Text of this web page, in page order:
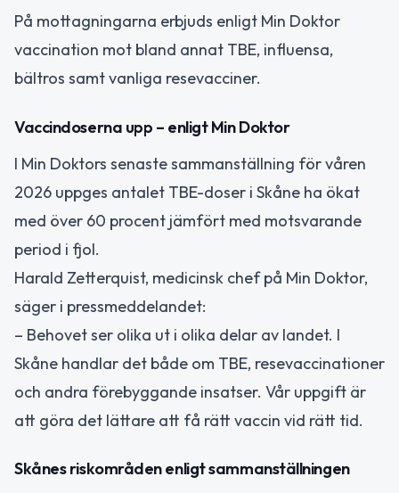
På mottagningarna erbjuds enligt Min Doktor
vaccination mot bland annat TBE, influensa,
bältros samt vanliga resevacciner.
Vaccindoserna upp – enligt Min Doktor
I Min Doktors senaste sammanställning för våren
2026 uppges antalet TBE-doser i Skåne ha ökat
med över 60 procent jämfört med motsvarande
period i fjol.
Harald Zetterquist, medicinsk chef på Min Doktor,
säger i pressmeddelandet:
– Behovet ser olika ut i olika delar av landet. I
Skåne handlar det både om TBE, resevaccinationer
och andra förebyggande insatser. Vår uppgift är
att göra det lättare att få rätt vaccin vid rätt tid.
Skånes riskområden enligt sammanställningen